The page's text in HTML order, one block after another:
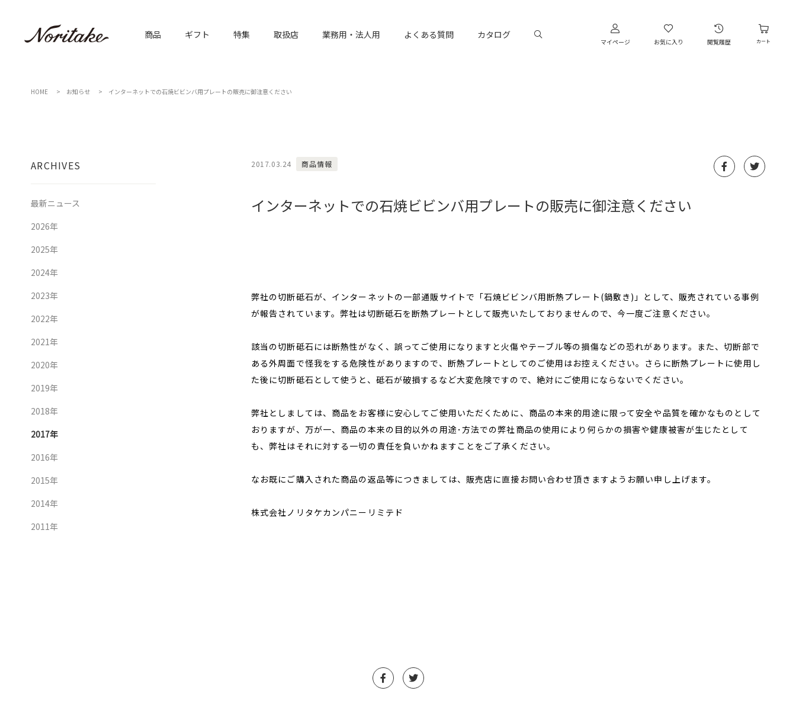
商品 ギフト 特集 取扱店 業務用・法人用 よくある質問 カタログ
マイページ お気に入り 閲覧履歴 カート
HOME お知らせ インターネットでの石焼ビビンバ用プレートの販売に御注意ください
ARCHIVES
最新ニュース
2026年
2025年
2024年
2023年
2022年
2021年
2020年
2019年
2018年
2017年
2016年
2015年
2014年
2011年
2017.03.24 商品情報
インターネットでの石焼ビビンバ用プレートの販売に御注意ください
弊社の切断砥石が、インターネットの一部通販サイトで「石焼ビビンバ用断熱プレート(鍋敷き)」として、販売されている事例
が報告されています。弊社は切断砥石を断熱プレートとして販売いたしておりませんので、今一度ご注意ください。
該当の切断砥石には断熱性がなく、誤ってご使用になりますと火傷やテーブル等の損傷などの恐れがあります。また、切断部で
ある外周面で怪我をする危険性がありますので、断熱プレートとしてのご使用はお控えください。さらに断熱プレートに使用し
た後に切断砥石として使うと、砥石が破損するなど大変危険ですので、絶対にご使用にならないでください。
弊社としましては、商品をお客様に安心してご使用いただくために、商品の本来的用途に限って安全や品質を確かなものとして
おりますが、万が一、商品の本来の目的以外の用途･方法での弊社商品の使用により何らかの損害や健康被害が生じたとして
も、弊社はそれに対する一切の責任を負いかねますことをご了承ください。
なお既にご購入された商品の返品等につきましては、販売店に直接お問い合わせ頂きますようお願い申し上げます。
株式会社ノリタケカンパニーリミテド